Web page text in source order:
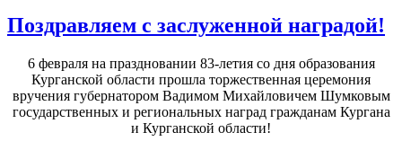
Поздравляем с заслуженной наградой!
6 февраля на праздновании 83-летия со дня образования
Курганской области прошла торжественная церемония
вручения губернатором Вадимом Михайловичем Шумковым
государственных и региональных наград гражданам Кургана
и Курганской области!